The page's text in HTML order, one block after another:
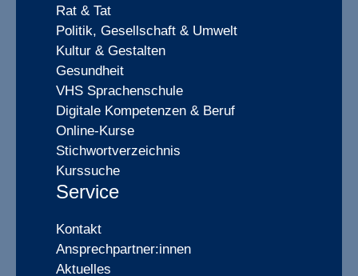
Rat & Tat
Politik, Gesellschaft & Umwelt
Kultur & Gestalten
Gesundheit
VHS Sprachenschule
Digitale Kompetenzen & Beruf
Online-Kurse
Stichwortverzeichnis
Kurssuche
Service
Kontakt
Ansprechpartner:innen
Aktuelles